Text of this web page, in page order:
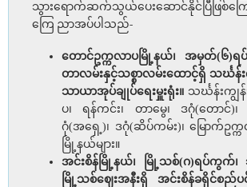
သွားရောက်ဆက်သွယ်ပေးဆောင်နိုင်ပြီဖြစ်က
ကြေ ညာအပ်ပါသည်-
တောင်ဥက္ကလာပမြို့နယ်၊ အမှတ်(၆)
တာလမ်းနှင့်သစ္စာလမ်းထောင့်ရှိ သင်္ဃန်
သာယာအုပ်ချုပ်ရေးမှူးရုံး။ သင်္ဃန်းကျွ
ပ၊ ရန်ကင်း၊ တာမွေ၊ ဒဂုံ(တောင်)၊
ဂုံ(အရှေ့)၊ ဒဂုံ(ဆိပ်ကမ်း)၊ မြောက်ဥက္က
မြို့နယ်များ။
အင်းစိန်မြို့နယ်၊ မြို့သစ်(ဂ)ရပ်ကွက်၊
မြို့သစ်ဈေးအနီးရှိ အင်းစိန်ခရိုင်စည်